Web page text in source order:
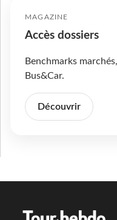
MAGAZINE
Accès dossiers
Benchmarks
Bus&Car.
Découvrir